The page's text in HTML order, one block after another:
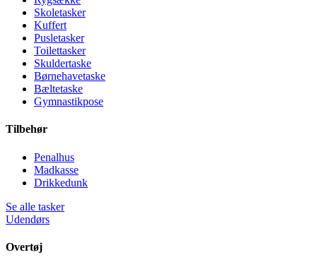
Skoletasker
Kuffert
Pusletasker
Toilettasker
Skuldertaske
Børnehavetaske
Bæltetaske
Gymnastikpose
Tilbehør
Penalhus
Madkasse
Drikkedunk
Se alle tasker
Udendørs
Overtøj